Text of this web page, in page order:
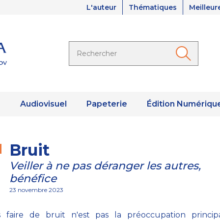
L'auteur Thématiques
Audiovisuel Papeterie Édition
Bruit
Veiller à ne pas déranger les autres,
bénéfice
23 novembre 2023
faire de bruit n'est pas la préoccupation